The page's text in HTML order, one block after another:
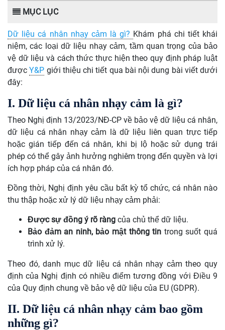
MỤC LỤC
Dữ liệu cá nhân nhạy cảm là gì? Khám phá chi tiết khái
niệm, các loại dữ liệu nhạy cảm, tầm quan trọng của bảo
vệ dữ liệu và cách thức thực hiện theo quy định pháp luật
đượcY&P giới thiệu chi tiết qua bài nội dung bài viết dưới
đây:
I. Dữ liệu cá nhân nhạy cảm là gì?
Theo Nghị định 13/2023/NĐ-CP về bảo vệ dữ liệu cá nhân,
dữ liệu cá nhân nhạy cảm là dữ liệu liên quan trực tiếp
hoặc gián tiếp đến cá nhân, khi bị lộ hoặc sử dụng trái
phép có thể gây ảnh hưởng nghiêm trọng đến quyền và lợi
ích hợp pháp của cá nhân đó.
Đồng thời, Nghị định yêu cầu bất kỳ tổ chức, cá nhân nào
thu thập hoặc xử lý dữ liệu nhạy cảm phải:
Được sự đồng ý rõ ràng của chủ thể dữ liệu.
Bảo đảm an ninh, bảo mật thông tin trong suốt quá
trình xử lý.
Theo đó, danh mục dữ liệu cá nhân nhạy cảm theo quy
định của Nghị định có nhiều điểm tương đồng với Điều 9
của Quy định chung về bảo vệ dữ liệu của EU (GDPR).
II. Dữ liệu cá nhân nhạy cảm bao gồm
những gì?